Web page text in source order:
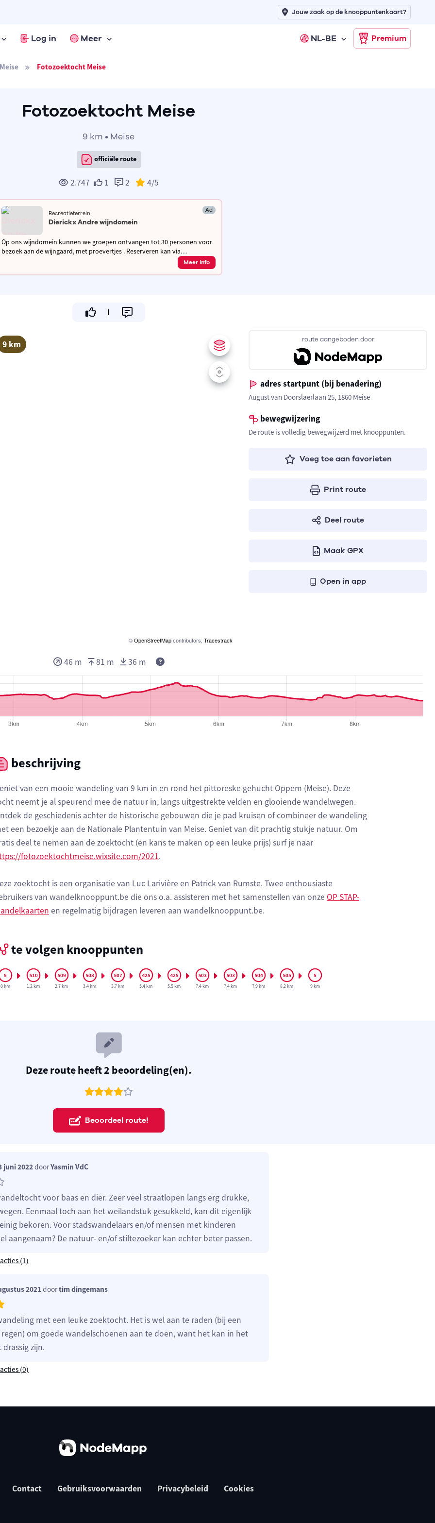
Log in Meer NL-BE Premium
Jouw zaak op de knooppuntenkaart?
Meise Fotozoektocht Meise
Fotozoektocht Meise
9 km • Meise
officiële route
2.747 1 2 4/5
Recreatieterrein Ad
Dierickx Andre wijndomein
Op ons wijndomein kunnen we groepen ontvangen tot 30 personen voor
bezoek aan de wijngaard, met proevertjes . Reserveren kan via
Meer info
9 km
©OpenStreetMapcontributors, Tracestrack
route aangeboden door
adres startpunt (bij benadering)
August van Doorslaerlaan 25, 1860 Meise
bewegwijzering
De route is volledig bewegwijzerd met knooppunten.
Voeg toe aan favorieten
Print route
Deel route
Maak GPX
Open in app
46 m 81 m 36 m
beschrijving
van een mooie wandeling van 9 km in en rond het pittoreske gehucht Oppem (Meise). Deze
neemt je al speurend mee de natuur in, langs uitgestrekte velden en glooiende wandelwegen.
de geschiedenis achter de historische gebouwen die je pad kruisen of combineer de wandeling
een bezoekje aan de Nationale Plantentuin van Meise. Geniet van dit prachtig stukje natuur. Om
deel te nemen aan de zoektocht (en kans te maken op een leuke prijs) surf je naar
fotozoektochtmeise.wixsite.com/2021.
zoektocht is een organisatie van Luc Larivière en Patrick van Rumste. Twee enthousiaste
van wandelknooppunt.be die ons o.a. assisteren met het samenstellen van onze OP STAP-
en regelmatig bijdragen leveren aan wandelknooppunt.be.
te volgen knooppunten
0 km 1.2 km 2.7 km 3.4 km 3.7 km 5.4 km 5.5 km 7.4 km 7.4 km 7.9 km 8.2 km 9 km
Deze route heeft 2 beoordeling(en).
Beoordeel route!
juni 2022doorYasmin VdC
voor baas en dier. Zeer veel straatlopen langs erg drukke,
Eenmaal toch aan het weilandstuk gesukkeld, kan dit eigenlijk
bekoren. Voor stadswandelaars en/of mensen met kinderen
aangenaam? De natuur- en/of stiltezoeker kan echter beter passen.
(1)
2021doortim dingemans
met een leuke zoektocht. Het is wel aan te raden (bij een
om goede wandelschoenen aan te doen, want het kan in het
zijn.
(0)
Contact Gebruiksvoorwaarden Privacybeleid Cookies